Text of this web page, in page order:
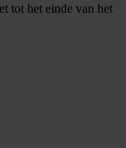
tot het einde van het